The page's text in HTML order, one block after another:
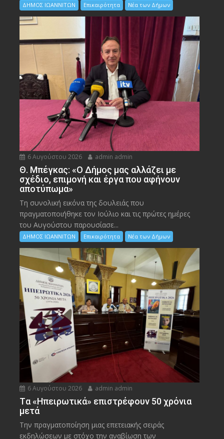
ΔΗΜΟΣ ΙΩΑΝΝΙΤΩΝ Επικαιρότητα Νέα των Δήμων
6 Αυγούστου 2026 admin admin
Θ. Μπέγκας: «Ο Δήμος μας αλλάζει με
σχέδιο, επιμονή και έργα που αφήνουν
αποτύπωμα»
Τη συνολική εικόνα της δουλειάς που
πραγματοποιήθηκε τον Ιούλιο και τις πρώτες ημέρες
του Αυγούστου παρουσίασε...
ΔΗΜΟΣ ΙΩΑΝΝΙΤΩΝ Επικαιρότητα Νέα των Δήμων
6 Αυγούστου 2026 admin admin
Tα «Ηπειρωτικά» επιστρέφουν 50 χρόνια
μετά
Την πραγματοποίηση μιας επετειακής σειράς
εκδηλώσεων με στόχο την αναβίωση των